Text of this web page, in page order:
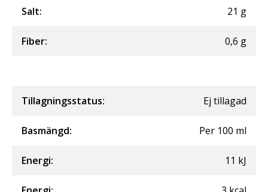
Salt: 21 g
Fiber: 0,6 g
Tillagningsstatus: Ej tillagad
Basmängd: Per 100 ml
Energi: 11 kJ